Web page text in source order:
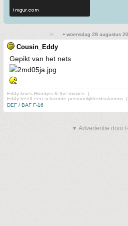
• woensdag 28 augustus
Cousin_Eddy
Gepikt van het nets
Eddy loves Hondjes & the movies :)
Eddy heeft een schizoïde persoonlijkheidsstoornis :(
DEF / BAF F-16
▼ Advertentie door